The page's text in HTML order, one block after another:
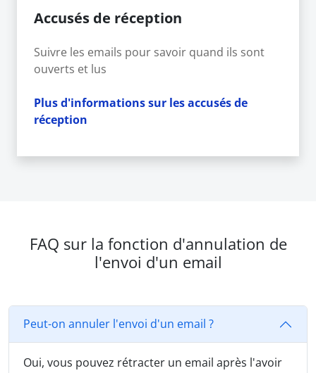
Accusés de réception
Suivre les emails pour savoir quand ils sont
ouverts et lus
Plus d'informations sur les accusés de
réception
FAQ sur la fonction d'annulation de
l'envoi d'un email
Peut-on annuler l'envoi d'un email ?
Oui, vous pouvez rétracter un email après l'avoir